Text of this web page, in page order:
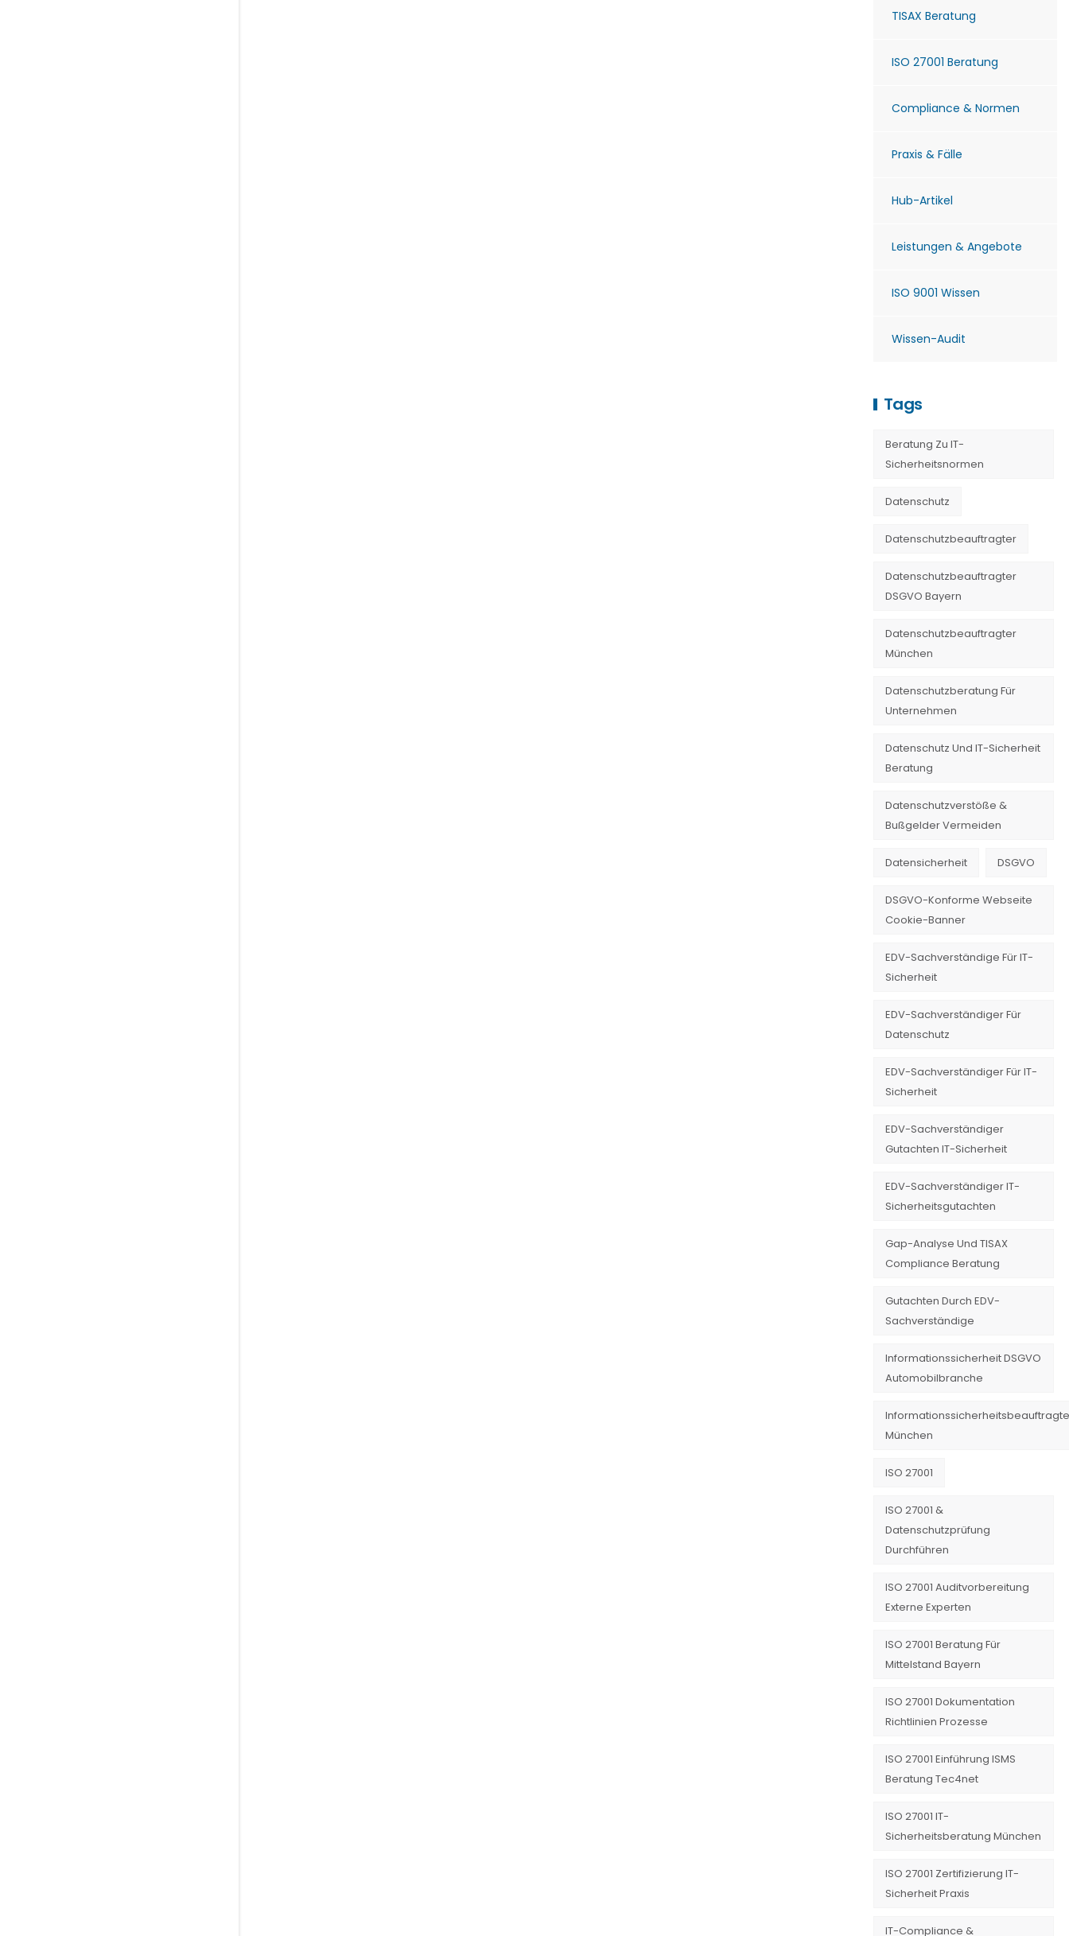
TISAX Beratung
ISO 27001 Beratung
Compliance & Normen
Praxis & Fälle
Hub-Artikel
Leistungen & Angebote
ISO 9001 Wissen
Wissen-Audit
Tags
Beratung Zu IT-
Sicherheitsnormen
Datenschutz
Datenschutzbeauftragter
Datenschutzbeauftragter
DSGVO Bayern
Datenschutzbeauftragter
München
Datenschutzberatung Für
Unternehmen
Datenschutz Und IT-Sicherheit
Beratung
Datenschutzverstöße &
Bußgelder Vermeiden
Datensicherheit DSGVO
DSGVO-Konforme Webseite
Cookie-Banner
EDV-Sachverständige Für IT-
Sicherheit
EDV-Sachverständiger Für
Datenschutz
EDV-Sachverständiger Für IT-
Sicherheit
EDV-Sachverständiger
Gutachten IT-Sicherheit
EDV-Sachverständiger IT-
Sicherheitsgutachten
Gap-Analyse Und TISAX
Compliance Beratung
Gutachten Durch EDV-
Sachverständige
Informationssicherheit DSGVO
Automobilbranche
München
ISO 27001
ISO 27001 &
Datenschutzprüfung
Durchführen
ISO 27001 Auditvorbereitung
Externe Experten
ISO 27001 Beratung Für
Mittelstand Bayern
ISO 27001 Dokumentation
Richtlinien Prozesse
ISO 27001 Einführung ISMS
Beratung Tec4net
ISO 27001 IT-
Sicherheitsberatung München
ISO 27001 Zertifizierung IT-
Sicherheit Praxis
IT-Compliance &